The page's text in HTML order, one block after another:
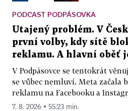
PODCAST PODPÁSOVKA
Utajený problém. V
první volby, kdy sítě
reklamu. A hlavní oběť
V Podpásovce se tentokrát
se vůbec nemluví. Meta začala
reklamu na Facebooku a
7. 8. 2026 ▪ 55:23 min.